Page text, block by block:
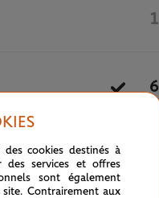
1
6
cookies destinés à
des services et offres
sont également
Contrairement aux